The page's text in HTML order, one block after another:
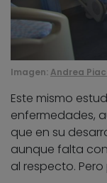
Imagen: Andrea
Este mismo
enfermedades,
que en su
aunque falta
al respecto.